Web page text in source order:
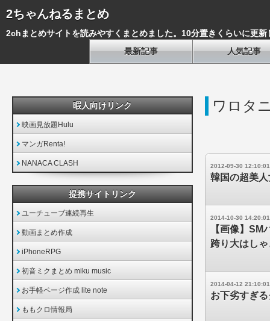
2ちゃんねるまとめ
2chまとめサイトを読みやすくまとめました。10分置きくらいに更新
最新記事
人気記事
ワロタ
2012-09-30 12:10:01
韓国の超美
2014-10-30 14:20:01
【画像】
跨り大はしゃ
2014-04-12 21:10:01
お下劣すぎ
暇人向けリンク
映画見放題Hulu
マンガRenta!
NANACA CLASH
提携サイトリンク
ユーチューブ連続再生
動画まとめ作成
iPhoneRPG
初音ミクまとめ miku music
お手軽ページ作成 lite note
ももクロ情報局